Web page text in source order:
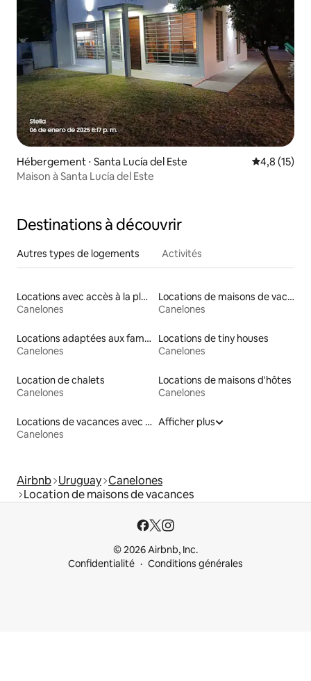
Hébergement ⋅ Santa Lucía del Este Évaluation
4,8 (15)
Maison à Santa Lucía del Este
Destinations à découvrir
Autres types de logements Activités
Locations avec accès à la plage
Canelones
Locations de maisons de vacances
Canelones
Locations adaptées aux familles
Canelones
Locations de tiny houses
Canelones
Location de chalets
Canelones
Locations de maisons d'hôtes
Canelones
Locations de vacances avec piscine
Canelones
Afficher plus
Airbnb Uruguay Canelones
Location de maisons de vacances
© 2026 Airbnb, Inc.
Confidentialité
Conditions générales